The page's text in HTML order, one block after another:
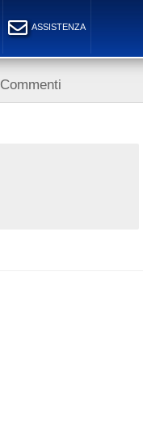
ASSISTENZA
Commenti